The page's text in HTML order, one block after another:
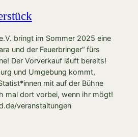
bringt im Sommer 2025 eine
und der Feuerbringer“ fürs
Der Vorverkauf läuft bereits!
und Umgebung kommt,
mit auf der Bühne
mal dort vorbei, wenn ihr mögt!
veranstaltungen